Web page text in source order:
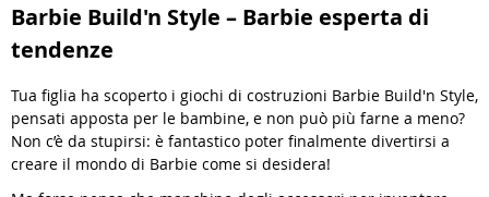
Barbie Build'n Style – Barbie esperta di
tendenze
Tua figlia ha scoperto i giochi di costruzioni Barbie Build'n Style,
pensati apposta per le bambine, e non può più farne a meno?
Non c’è da stupirsi: è fantastico poter finalmente divertirsi a
creare il mondo di Barbie come si desidera!